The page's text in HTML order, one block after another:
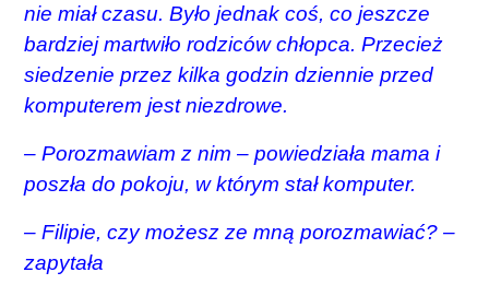
nie miał czasu. Było jednak coś, co jeszcze
bardziej martwiło rodziców chłopca.Przecież
siedzenie przez kilka godzin dziennie przed
komputerem jest niezdrowe.
– Porozmawiam z nim – powiedziała mama i
poszła do pokoju, w którym stał komputer.
– Filipie, czy możesz ze mną porozmawiać? –
zapytała